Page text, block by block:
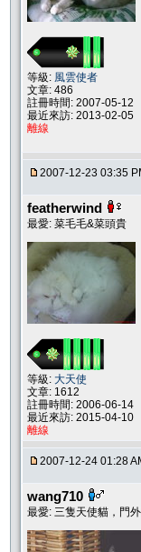
等級: 風雲使者
文章: 486
註冊時間: 2007-05-12
最近來訪: 2013-02-05
離線
2007-12-23 03:35
featherwind
最愛: 菜毛毛&菜頭貴
等級: 大天使
文章: 1612
註冊時間: 2006-06-14
最近來訪: 2015-04-10
離線
2007-12-24 01:28
wang710
最愛: 三隻天使貓，門